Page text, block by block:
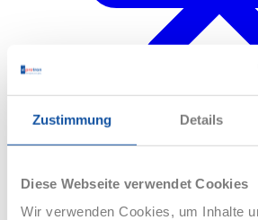
Zustimmung Details
Diese Webseite verwendet Cookies
Wir verwenden Cookies, um Inhalte